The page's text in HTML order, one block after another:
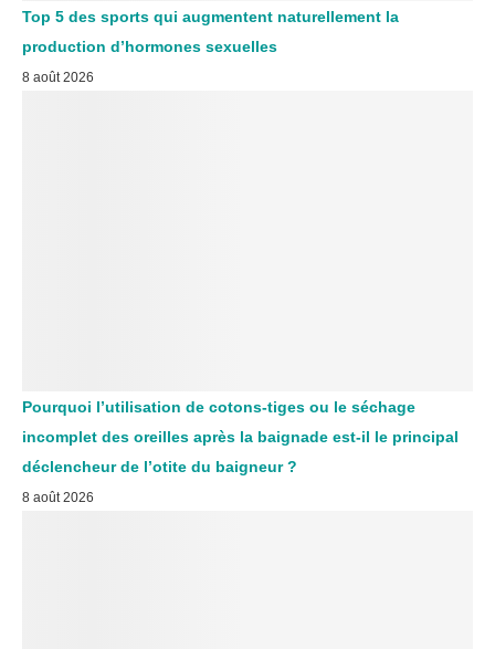
Top 5 des sports qui augmentent naturellement la
production d’hormones sexuelles
8 août 2026
Pourquoi l’utilisation de cotons-tiges ou le séchage
incomplet des oreilles après la baignade est-il le principal
déclencheur de l’otite du baigneur ?
8 août 2026